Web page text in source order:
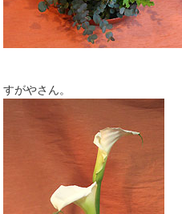
すがやさん。